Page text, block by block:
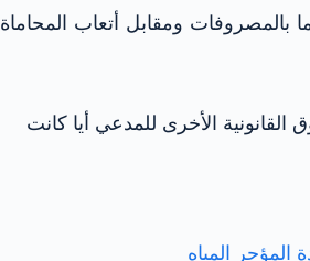
بالمصروفات ومقابل أتعاب المحاماة
الأخرى للمدعي أيا كانت